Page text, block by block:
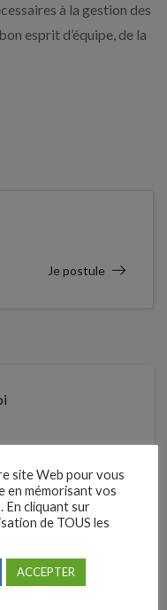
à la gestion des
esprit d’équipe, de la
Je postule
site Web pour vous
en mémorisant vos
En cliquant sur
de TOUS les
ACCEPTER